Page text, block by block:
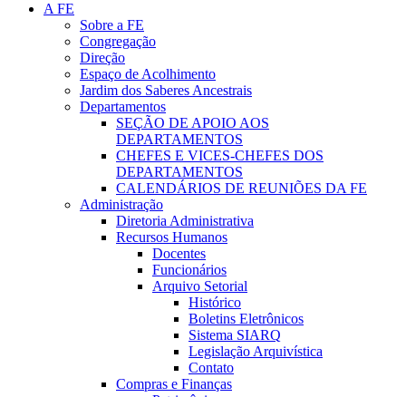
A FE
Sobre a FE
Congregação
Direção
Espaço de Acolhimento
Jardim dos Saberes Ancestrais
Departamentos
SEÇÃO DE APOIO AOS
DEPARTAMENTOS
CHEFES E VICES-CHEFES DOS
DEPARTAMENTOS
CALENDÁRIOS DE REUNIÕES DA FE
Administração
Diretoria Administrativa
Recursos Humanos
Docentes
Funcionários
Arquivo Setorial
Histórico
Boletins Eletrônicos
Sistema SIARQ
Legislação Arquivística
Contato
Compras e Finanças